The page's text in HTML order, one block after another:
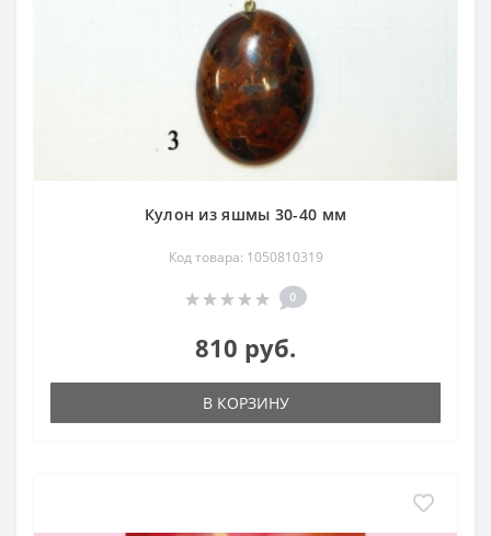
Кулон из яшмы 30-40 мм
Код товара: 1050810319
0
810 руб.
В КОРЗИНУ